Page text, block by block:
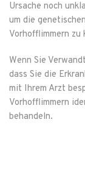
Ursache noch
um die
Vorhofflimmern zu
Wenn Sie
dass Sie die
mit Ihrem Arzt
Vorhofflimmern
behandeln.